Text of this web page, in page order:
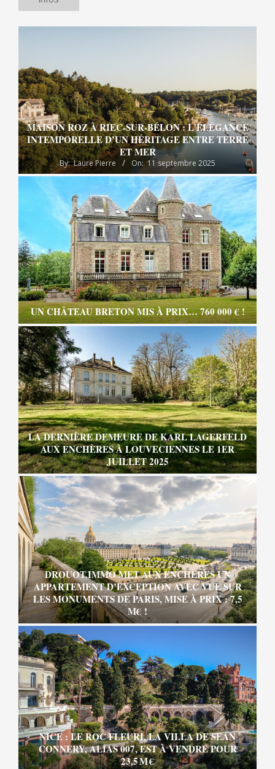
MAISON ROZ À RIEC-SUR-BÉLON : L’ÉLÉGANCE
INTEMPORELLE D’UN HÉRITAGE ENTRE TERRE
ET MER
By: Laure Pierre On: 11 septembre 2025
UN CHÂTEAU BRETON MIS À PRIX… 760 000 € !
LA DERNIÈRE DEMEURE DE KARL LAGERFELD
AUX ENCHÈRES À LOUVECIENNES LE 1ER
JUILLET 2025
DROUOT.IMMO MET AUX ENCHÈRES UN
APPARTEMENT D’EXCEPTION AVEC VUE SUR
LES MONUMENTS DE PARIS, MISE À PRIX : 7,5
M€ !
NICE : LE ROC FLEURI, LA VILLA DE SEAN
CONNERY, ALIAS 007, EST À VENDRE POUR
23,5 M €